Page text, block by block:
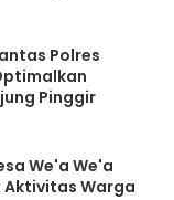
Polres
Pinggir
We'a We'a
Aktivitas Warga